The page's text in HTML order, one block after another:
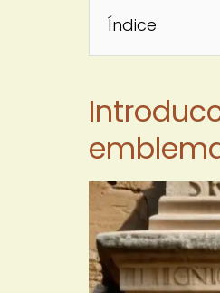
Índice